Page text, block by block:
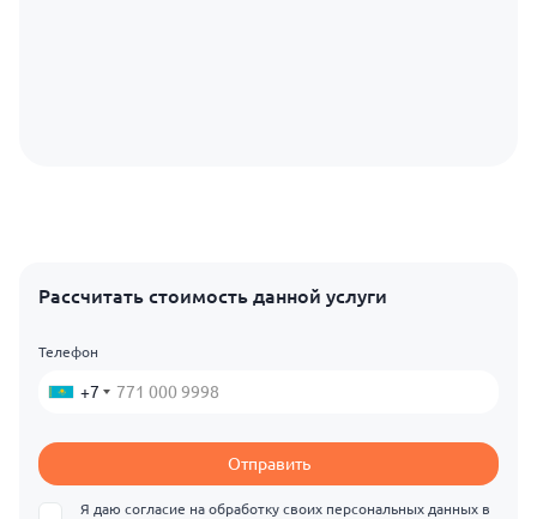
Рассчитать стоимость данной услуги
Телефон
+7
Отправить
Я даю согласие на обработку своих персональных данных в